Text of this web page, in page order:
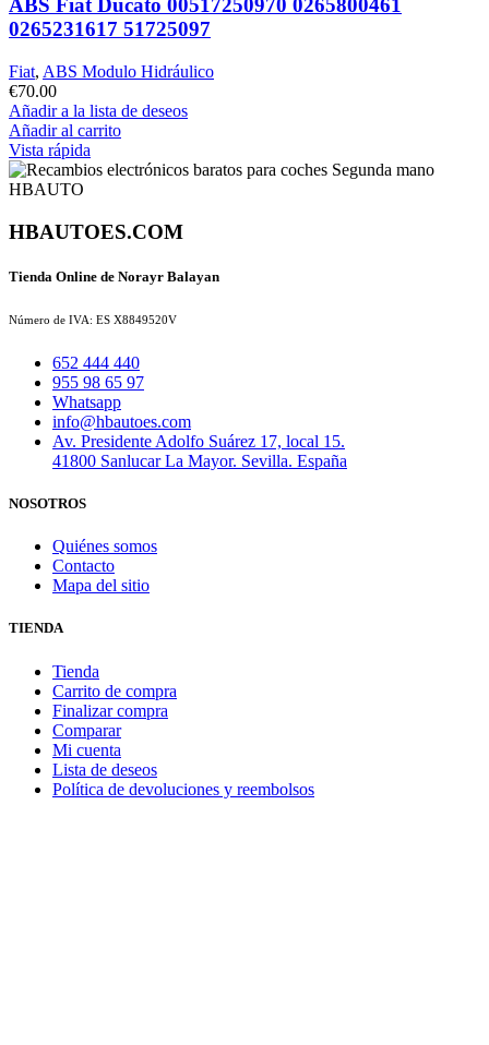
ABS Fiat Ducato 00517250970 0265800461
0265231617 51725097
Fiat, ABS Modulo Hidráulico
€70.00
Añadir a la lista de deseos
Añadir al carrito
Vista rápida
HBAUTOES.COM
Tienda Online de Norayr Balayan
Número de IVA: ES X8849520V
652 444 440
955 98 65 97
Whatsapp
info@hbautoes.com
Av. Presidente Adolfo Suárez 17, local 15.
41800 Sanlucar La Mayor. Sevilla. España
NOSOTROS
Quiénes somos
Contacto
Mapa del sitio
TIENDA
Tienda
Carrito de compra
Finalizar compra
Comparar
Mi cuenta
Lista de deseos
Política de devoluciones y reembolsos